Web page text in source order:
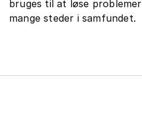
bruges til at løse problemer
mange steder i samfundet.